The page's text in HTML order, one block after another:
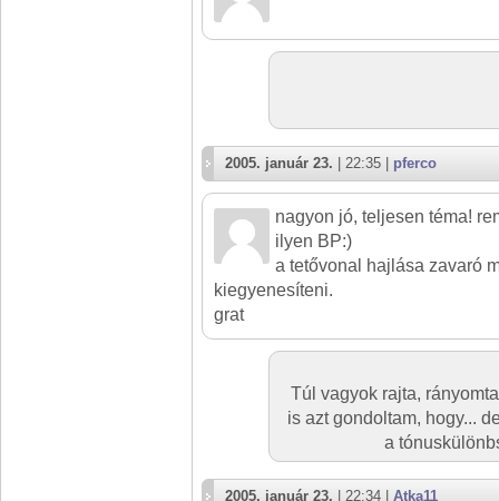
2005. január 23. | 22:35 | pferco
nagyon jó, teljesen téma!
ilyen BP:)
a tetővonal hajlása zavaró
kiegyenesíteni.
grat
Túl vagyok rajta,
is azt gondoltam, hogy...
a
2005. január 23. | 22:34 | Atka11